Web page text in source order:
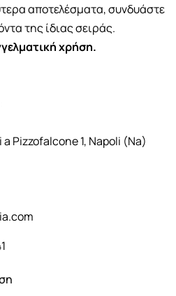
αποτελέσματα, συνδυάστε
της ίδιας σειράς.
χρήση.
a Pizzofalcone 1, Napoli (Na)